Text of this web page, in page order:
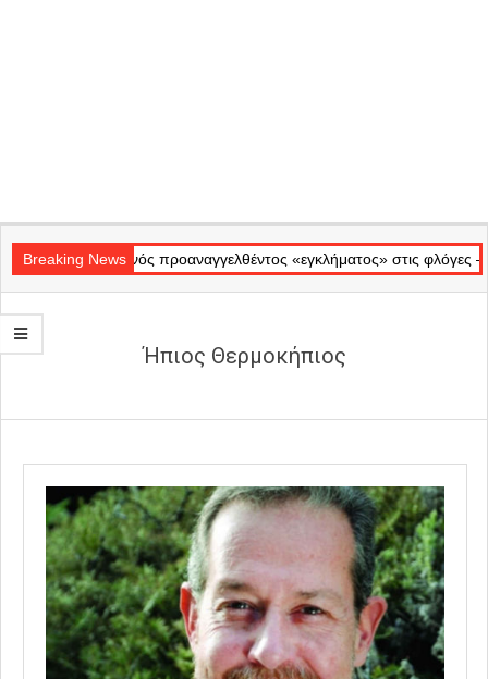
Navigation
Menu
Breaking News
χρονικό ενός προαναγγελθέντος «εγκλήματος» στις φλόγες – Η
Ήπιος Θερμοκήπιος